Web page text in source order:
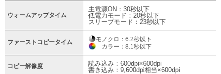
ウォームアップタイム
主電源ON：30秒以下
低電力モード：20秒以下
スリープモード：23秒以下
ファーストコピータイム
モノクロ：6.2秒以下
カラー：8.1秒以下
コピー解像度
読み込み：600dpi×600dpi
書き込み：9,600dpi相当×600dpi